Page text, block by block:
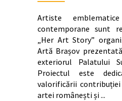
Artiste
contemporane sunt
„Her Art Story”
Artă Brașov
exteriorul Palatului
Proiectul este
valorificării
artei românești și